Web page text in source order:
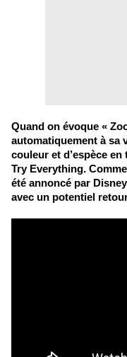
Quand on évoque «
automatiquement à sa
couleur et d’espèce
Try Everything.
été annoncé par
avec un potentiel